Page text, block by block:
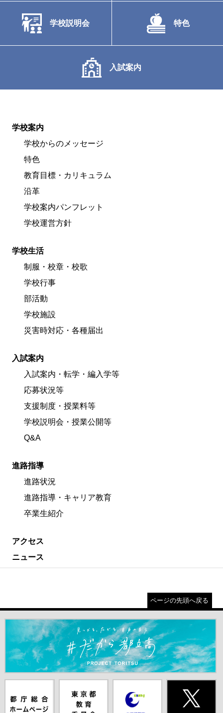
学校説明会 特色
入試案内
学校案内
学校からのメッセージ
特色
教育目標・カリキュラム
沿革
学校案内パンフレット
学校運営方針
学校生活
制服・校章・校歌
学校行事
部活動
学校施設
災害時対応・各種届出
入試案内
入試案内・転学・編入学等
応募状況等
支援制度・授業料等
学校説明会・授業公開等
Q&A
進路指導
進路状況
進路指導・キャリア教育
卒業生紹介
アクセス
ニュース
ページの先頭へ戻る
＃だから都立高（別ウインドウが開きます）
ムページ（別
ウインドウが
員会（別ウイ
ンドウが開き
ピーキングテ
スト（別ウイ
（別ウインド
ウが開きま